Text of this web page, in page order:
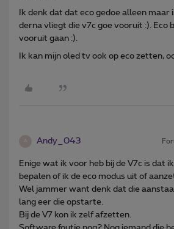
Ik denk dat dat eco gedoe alleen maar
derna vliegt die v7c goe vooruit :). Eco
vooruit gaan :).
Ik kan mijn oled tv ook op eco zetten,
Andy_043
Enige wat ik voor heb bij de V7c is dat
bepalen of ik de eco modus uit of
Wel jammer want denk dat die
lang eer die opstarte.
Bij de V7 kon ik zelf afzetten.